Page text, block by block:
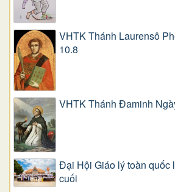
VHTK Thánh Laurensô
10.8
VHTK Thánh Đaminh
Đại Hội Giáo lý toàn quốc
cuối